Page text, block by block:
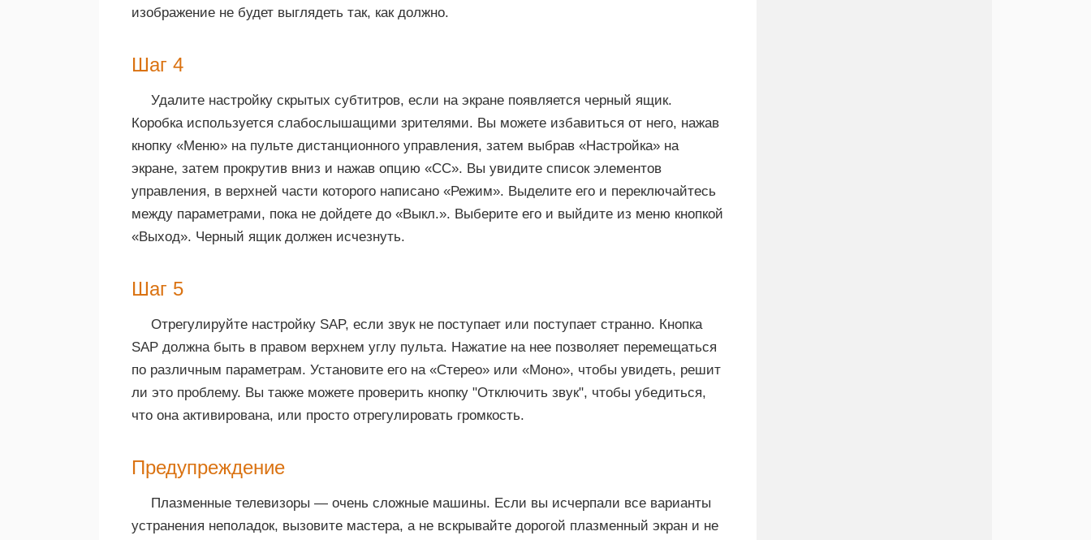
изображение не будет выглядеть так, как должно.
Шаг 4
Удалите настройку скрытых субтитров, если на экране появляется черный ящик.
Коробка используется слабослышащими зрителями. Вы можете избавиться от него, нажав
кнопку «Меню» на пульте дистанционного управления, затем выбрав «Настройка» на
экране, затем прокрутив вниз и нажав опцию «CC». Вы увидите список элементов
управления, в верхней части которого написано «Режим». Выделите его и переключайтесь
между параметрами, пока не дойдете до «Выкл.». Выберите его и выйдите из меню кнопкой
«Выход». Черный ящик должен исчезнуть.
Шаг 5
Отрегулируйте настройку SAP, если звук не поступает или поступает странно. Кнопка
SAP должна быть в правом верхнем углу пульта. Нажатие на нее позволяет перемещаться
по различным параметрам. Установите его на «Стерео» или «Моно», чтобы увидеть, решит
ли это проблему. Вы также можете проверить кнопку "Отключить звук", чтобы убедиться,
что она активирована, или просто отрегулировать громкость.
Предупреждение
Плазменные телевизоры — очень сложные машины. Если вы исчерпали все варианты
устранения неполадок, вызовите мастера, а не вскрывайте дорогой плазменный экран и не